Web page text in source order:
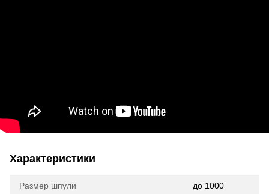
Характеристики
Размер шпули до 1000